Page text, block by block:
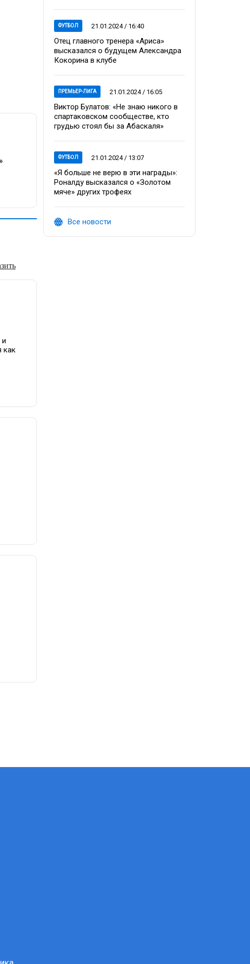
как
ФУТБОЛ 21.01.2024 / 16:40
Отец главного тренера «Ариса»
высказался о будущем Александра
Кокорина в клубе
ПРЕМЬЕР-ЛИГА 21.01.2024 / 16:05
Виктор Булатов: «Не знаю никого в
спартаковском сообществе, кто
грудью стоял бы за Абаскаля»
ФУТБОЛ 21.01.2024 / 13:07
«Я больше не верю в эти награды»:
Роналду высказался о «Золотом
мяче» других трофеях
Все новости